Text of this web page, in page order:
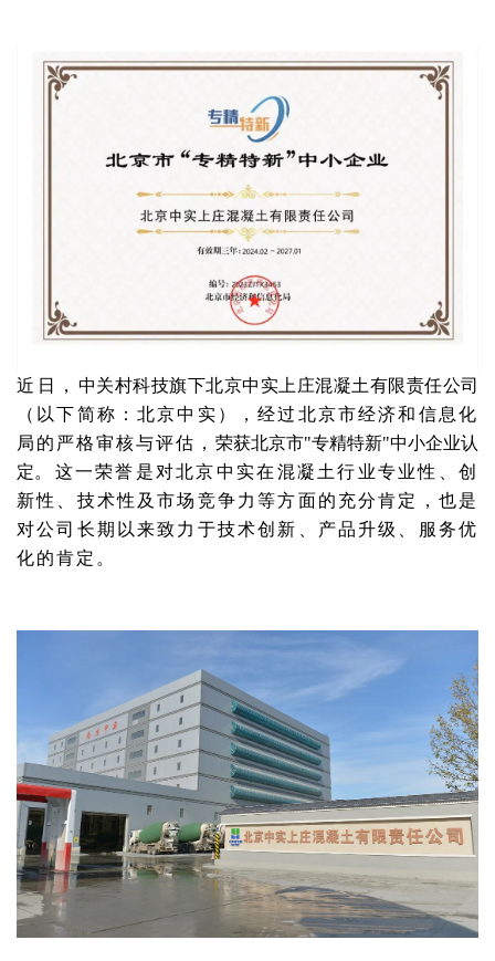
近日， 中关村科技旗下北京中实上庄混凝土有限责任公司
（以下简称：北京中实），经过北京市经济和信息化
局的严格审核与评估， 荣获北京市"专精特新"中小企业认
定。这一荣誉是对北京中实在混凝土行业专业性、创
新性、技术性及市场竞争力等方面的充分肯定，也是
对公司长期以来致力于技术创新、产品升级、服务优
化的肯定。